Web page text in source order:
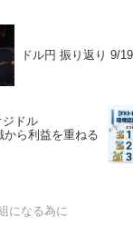
ドル円 振り返り 9/19
ジドル
から利益を重ねる
になる為に